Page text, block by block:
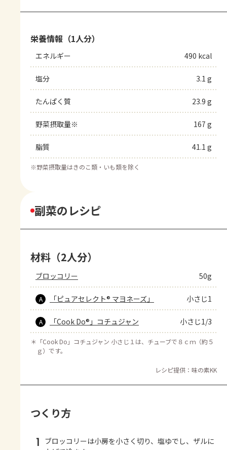
栄養情報（1人分）
エネルギー 490 kcal
塩分 3.1 g
たんぱく質 23.9 g
野菜摂取量※ 167 g
脂質 41.1 g
※野菜摂取量はきのこ類・いも類を除く
副菜のレシピ
材料（2人分）
ブロッコリー 50g
A 「ピュアセレクト® マヨネーズ」 小さじ1
A 「Cook Do®」コチュジャン 小さじ1/3
＊ 「Cook Do」コチュジャン 小さじ１は、チューブで８ｃｍ（約５
ｇ）です。
レシピ提供：味の素KK
つくり方
1 ブロッコリーは小房を小さく切り、塩ゆでし、ザルに